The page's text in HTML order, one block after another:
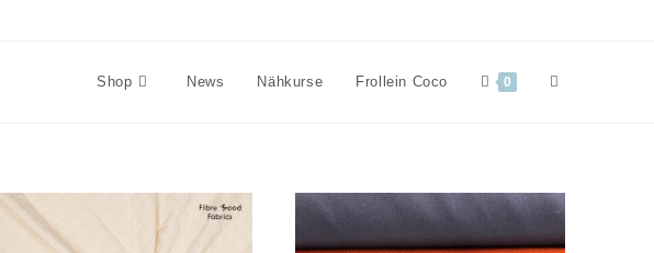
Shop News Nähkurse Frollein Coco 0 Website-
umschalten